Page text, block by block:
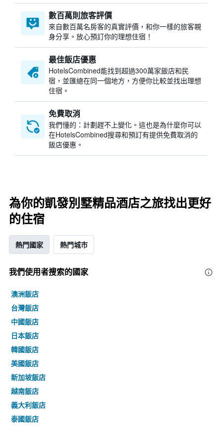
數百萬則旅客評價
來自數百萬名房客的真實評價，和你一樣的旅客親
身分享。放心預訂你的理想住宿！
最佳飯店優惠
HotelsCombined​能找到超過300萬家飯店和民
宿，並匯總在同一個地方，方便你比較並找出理想
住宿。
免費取消
我們懂的：計劃趕不上變化。這也是為什麼你可以
在HotelsCombined搜尋和預訂有提供免費取消的
飯店優惠。
為你的凱發別墅精品酒店之旅找出更好
的住宿
熱門國家 熱門城市
我們使用者搜索的國家
澳洲飯店
台灣飯店
中國飯店
日本飯店
韓國飯店
美國飯店
新加坡飯店
越南飯店
義大利飯店
泰國飯店